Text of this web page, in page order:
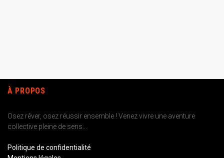
À PROPOS
Osez rêver, osez réussir ensemble ! Venez vivre une aventure
collective pleine de sens...
Politique de confidentialité